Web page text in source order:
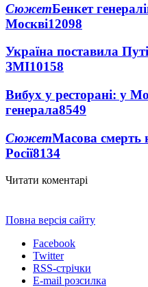
СюжетБенкет
Москві12098
Україна поставила
ЗМІ10158
Вибух у ресторані: у
генерала8549
СюжетМасова
Росії8134
Читати коментарі
Повна версія сайту
Facebook
Twitter
RSS-стрічки
E-mail розсилка